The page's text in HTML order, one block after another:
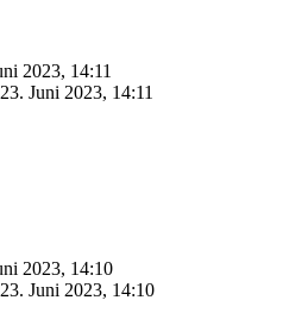
2023, 14:11
23. Juni 2023, 14:11
2023, 14:10
23. Juni 2023, 14:10